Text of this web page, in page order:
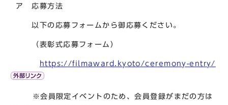
ア 応募方法
以下の応募フォームから御応募ください。
（表彰式応募フォーム）
https://filmaward.kyoto/ceremony-entry/
※会員限定イベントのため、会員登録がまだの方は